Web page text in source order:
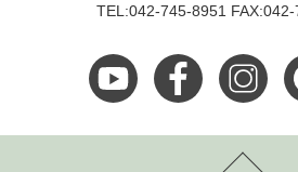
TEL:042-745-8951